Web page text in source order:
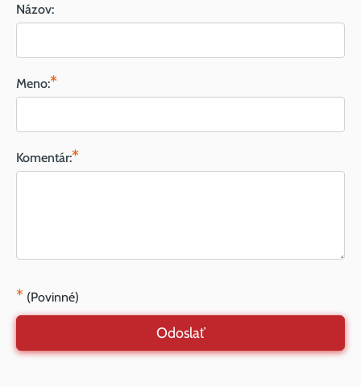
Názov:
Meno:*
Komentár:*
* (Povinné)
Odoslať